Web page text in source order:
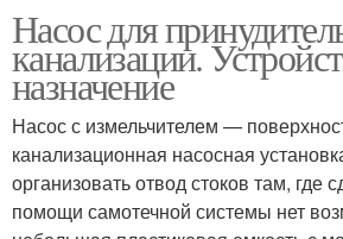
Насос для
канализации.
назначение
Насос с измельчителем —
канализационная насосная
организовать отвод стоков там, где
помощи самотечной системы нет